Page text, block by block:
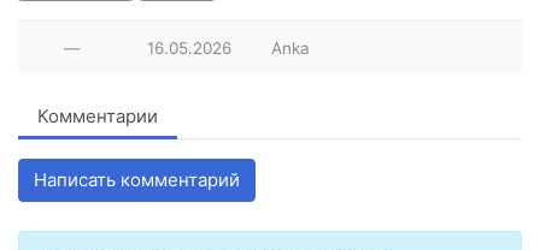
— 16.05.2026 Anka
Комментарии
Написать комментарий